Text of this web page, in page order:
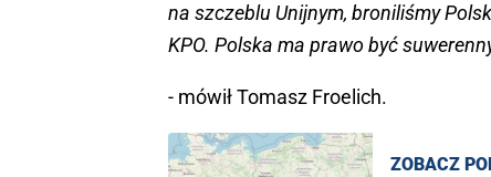
na szczeblu Unijnym, broniliśmy
KPO. Polska ma prawo być
- mówił Tomasz Froelich.
ZOBACZ